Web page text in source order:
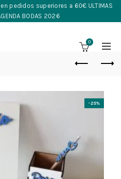
pedidos superiores a 60€ ULTIMAS
BODAS 2026
0
-25%